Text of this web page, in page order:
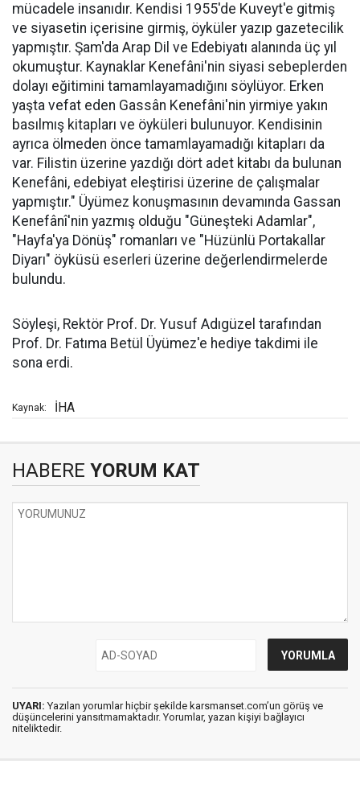
mücadele insanıdır. Kendisi 1955'de Kuveyt'e gitmiş
ve siyasetin içerisine girmiş, öyküler yazıp gazetecilik
yapmıştır. Şam'da Arap Dil ve Edebiyatı alanında üç yıl
okumuştur. Kaynaklar Kenefâni'nin siyasi sebeplerden
dolayı eğitimini tamamlayamadığını söylüyor. Erken
yaşta vefat eden Gassân Kenefâni'nin yirmiye yakın
basılmış kitapları ve öyküleri bulunuyor. Kendisinin
ayrıca ölmeden önce tamamlayamadığı kitapları da
var. Filistin üzerine yazdığı dört adet kitabı da bulunan
Kenefâni, edebiyat eleştirisi üzerine de çalışmalar
yapmıştır." Üyümez konuşmasının devamında Gassan
Kenefânî'nin yazmış olduğu "Güneşteki Adamlar",
"Hayfa'ya Dönüş" romanları ve "Hüzünlü Portakallar
Diyarı" öyküsü eserleri üzerine değerlendirmelerde
bulundu.
Söyleşi, Rektör Prof. Dr. Yusuf Adıgüzel tarafından
Prof. Dr. Fatıma Betül Üyümez'e hediye takdimi ile
sona erdi.
Kaynak: İHA
HABERE YORUM KAT
UYARI: Yazılan yorumlar hiçbir şekilde karsmanset.com’un görüş ve
düşüncelerini yansıtmamaktadır. Yorumlar, yazan kişiyi bağlayıcı
niteliktedir.